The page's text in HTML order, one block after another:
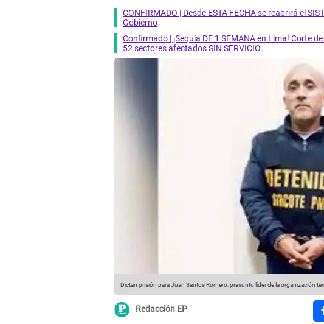
CONFIRMADO | Desde ESTA FECHA se reabrirá el
Gobierno
Confirmado | ¡Sequía DE 1 SEMANA en Lima! Corte
52 sectores afectados SIN SERVICIO
Dictan prisión para Juan Santos Romero, presunto líder de la organización
Redacción EP